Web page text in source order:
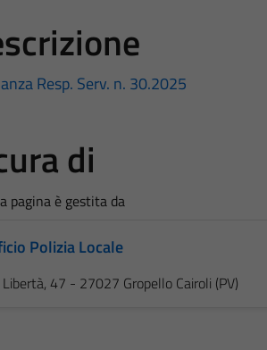
Resp. Serv. n. 30.2025
di
pagina è gestita da
Polizia Locale
47 - 27027 Gropello Cairoli (PV)